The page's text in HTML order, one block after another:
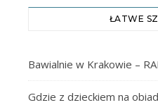
ŁATWE
Bawialnie w Krakowie –
Gdzie z dzieckiem na